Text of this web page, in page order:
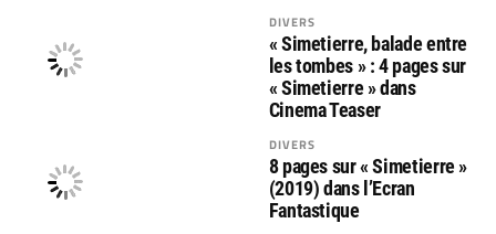
DIVERS
« Simetierre, balade entre
les tombes » : 4 pages sur
« Simetierre » dans
Cinema Teaser
DIVERS
8 pages sur « Simetierre »
(2019) dans l’Ecran
Fantastique